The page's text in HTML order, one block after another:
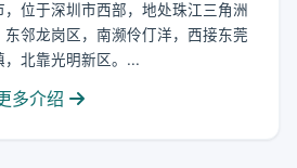
，位于深圳市西部，地处珠江三角洲
东邻龙岗区，南濒伶仃洋，西接东莞
，北靠光明新区。...
多介绍